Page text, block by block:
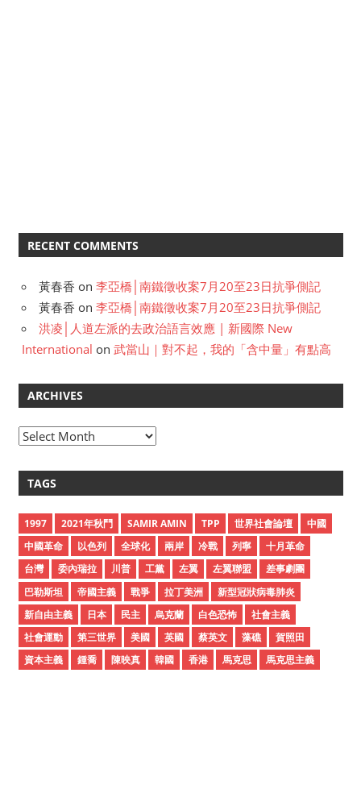
RECENT COMMENTS
黃春香 on 李亞橋│南鐵徵收案7月20至23日抗爭側記
黃春香 on 李亞橋│南鐵徵收案7月20至23日抗爭側記
洪凌│人道左派的去政治語言效應 | 新國際 New
International on 武當山｜對不起，我的「含中量」有點高
ARCHIVES
A
h
v
e
s
TAGS
1997 2021年秋鬥 SAMIR AMIN TPP 世界社會論壇
中國
中國革命
以色列 全球化 兩岸 冷戰 列寧
十月革命
台灣
委內瑞拉 川普 工黨 左翼 左翼聯盟
差事劇團
巴勒斯坦
帝國主義 戰爭 拉丁美洲
新型冠狀病毒肺炎
新自由主義
日本 民主 烏克蘭 白色恐怖
社會主義
社會運動
第三世界 美國 英國 蔡英文 藻礁
賀照田
資本主義
鍾喬 陳映真 韓國 香港 馬克思 馬克思主義